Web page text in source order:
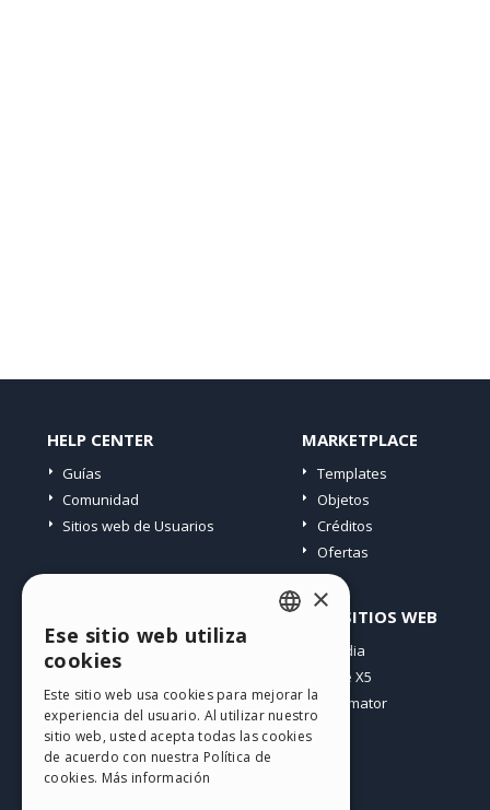
HELP CENTER
Guías
Comunidad
Sitios web de Usuarios
MARKETPLACE
Templates
Objetos
Créditos
Ofertas
Mis post
Mis download
Espacio Web
Mis Créditos
OTROS SITIOS WEB
Incomedia
WebSite X5
WebAnimator
GERMAN
SPANISH
×
Ese sitio web utiliza
cookies
Este sitio web usa cookies para mejorar la
experiencia del usuario. Al utilizar nuestro
sitio web, usted acepta todas las cookies
de acuerdo con nuestra Política de
cookies. Más información